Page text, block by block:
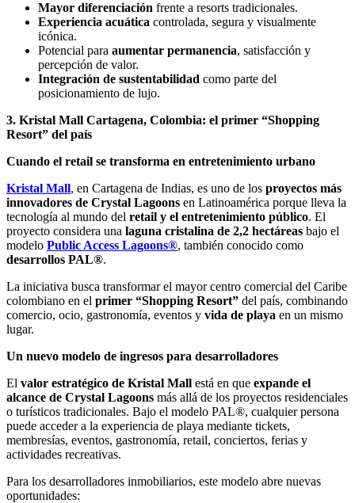
Mayor diferenciación frente a resorts tradicionales.
Experiencia acuática controlada, segura y visualmente
icónica.
Potencial para aumentar permanencia, satisfacción y
percepción de valor.
Integración de sustentabilidad como parte del
posicionamiento de lujo.
3. Kristal Mall Cartagena, Colombia: el primer “Shopping
Resort” del país
Cuando el retail se transforma en entretenimiento urbano
Kristal Mall, en Cartagena de Indias, es uno de los proyectos más
innovadores de Crystal Lagoons en Latinoamérica porque lleva la
tecnología al mundo del retail y el entretenimiento público. El
proyecto considera una laguna cristalina de 2,2 hectáreas bajo el
modelo Public Access Lagoons®, también conocido como
desarrollos PAL®.
La iniciativa busca transformar el mayor centro comercial del Caribe
colombiano en el primer “Shopping Resort” del país, combinando
comercio, ocio, gastronomía, eventos y vida de playa en un mismo
lugar.
Un nuevo modelo de ingresos para desarrolladores
El valor estratégico de Kristal Mall está en que expande el
alcance de Crystal Lagoons más allá de los proyectos residenciales
o turísticos tradicionales. Bajo el modelo PAL®, cualquier persona
puede acceder a la experiencia de playa mediante tickets,
membresías, eventos, gastronomía, retail, conciertos, ferias y
actividades recreativas.
Para los desarrolladores inmobiliarios, este modelo abre nuevas
oportunidades: